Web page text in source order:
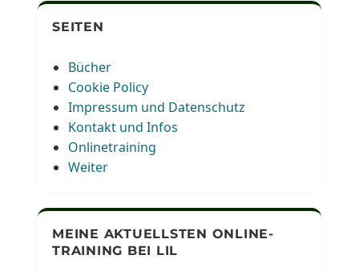
SEITEN
Bücher
Cookie Policy
Impressum und Datenschutz
Kontakt und Infos
Onlinetraining
Weiter
MEINE AKTUELLSTEN ONLINE-
TRAINING BEI LIL